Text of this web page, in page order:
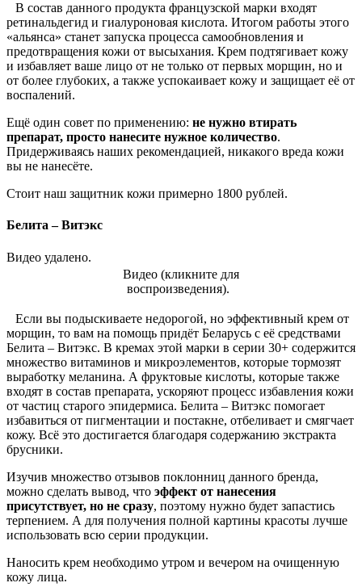
В состав данного продукта французской марки входят
ретинальдегид и гиалуроновая кислота. Итогом работы этого
«альянса» станет запуска процесса самообновления и
предотвращения кожи от высыхания. Крем подтягивает кожу
и избавляет ваше лицо от не только от первых морщин, но и
от более глубоких, а также успокаивает кожу и защищает её от
воспалений.
Ещё один совет по применению: не нужно втирать
препарат, просто нанесите нужное количество.
Придерживаясь наших рекомендацией, никакого вреда кожи
вы не нанесёте.
Стоит наш защитник кожи примерно 1800 рублей.
Белита – Витэкс
Видео удалено.
Видео (кликните для
воспроизведения).
Если вы подыскиваете недорогой, но эффективный крем от
морщин, то вам на помощь придёт Беларусь с её средствами
Белита – Витэкс. В кремах этой марки в серии 30+ содержится
множество витаминов и микроэлементов, которые тормозят
выработку меланина. А фруктовые кислоты, которые также
входят в состав препарата, ускоряют процесс избавления кожи
от частиц старого эпидермиса. Белита – Витэкс помогает
избавиться от пигментации и постакне, отбеливает и смягчает
кожу. Всё это достигается благодаря содержанию экстракта
брусники.
Изучив множество отзывов поклонниц данного бренда,
можно сделать вывод, что эффект от нанесения
присутствует, но не сразу, поэтому нужно будет запастись
терпением. А для получения полной картины красоты лучше
использовать всю серии продукции.
Наносить крем необходимо утром и вечером на очищенную
кожу лица.